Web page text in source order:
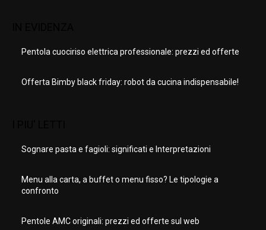
Pentola cuociriso elettrica professionale: prezzi ed offerte
Offerta Bimby black friday: robot da cucina indispensabile!
Sognare pasta e fagioli: significati e Interpretazioni
Menu alla carta, a buffet o menu fisso? Le tipologie a
confronto
Pentole AMC originali: prezzi ed offerte sul web